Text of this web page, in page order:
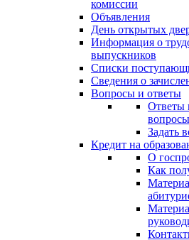
комиссии
Объявления
День открытых
Информация о
выпускников
Списки
Сведения о
Вопросы и ответы
Ответы
вопросы
Задать
Кредит на
О
Как